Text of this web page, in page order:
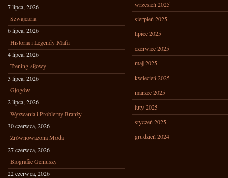
7 lipca, 2026
Szwajcaria
6 lipca, 2026
Historia i Legendy Mafii
4 lipca, 2026
Trening siłowy
3 lipca, 2026
Głogów
2 lipca, 2026
Wyzwania i Problemy Branży
30 czerwca, 2026
Zrównoważona Moda
27 czerwca, 2026
Biografie Geniuszy
22 czerwca, 2026
wrzesień 2025
sierpień 2025
lipiec 2025
czerwiec 2025
maj 2025
kwiecień 2025
marzec 2025
luty 2025
styczeń 2025
grudzień 2024